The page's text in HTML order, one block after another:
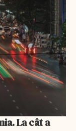
La cât a